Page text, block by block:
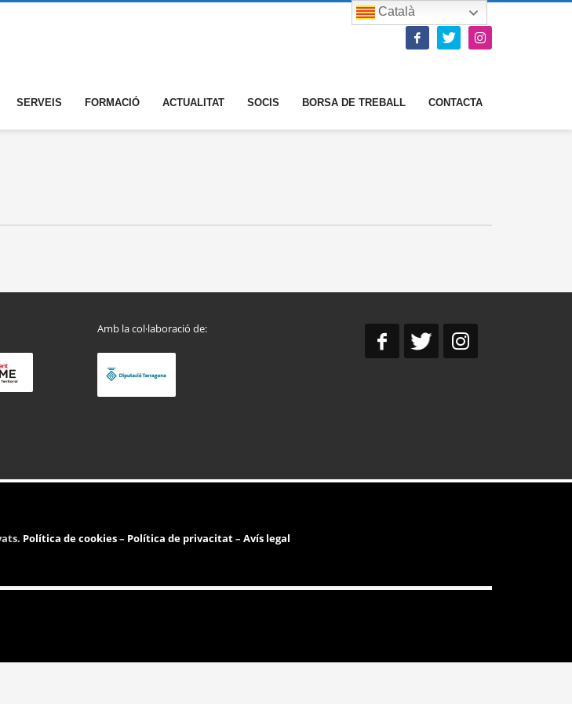
SERVEIS FORMACIÓ ACTUALITAT SOCIS BORSA DE TREBALL CONTACTA
Amb la col·laboració de:
Política de cookies– Política de privacitat– Avís legal
Català